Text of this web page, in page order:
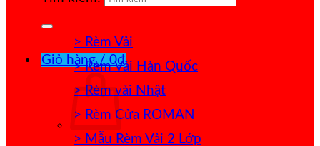
Giỏ hàng /0₫
> Rèm Vải
> Rèm Vải Hàn Quốc
> Rèm vải Nhật
> Rèm Cửa ROMAN
> Mẫu Rèm Vải 2 Lớp